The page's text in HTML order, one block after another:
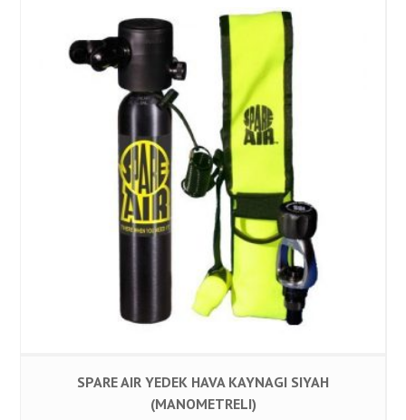
SPARE AIR YEDEK HAVA KAYNAGI SIYAH
(MANOMETRELI)